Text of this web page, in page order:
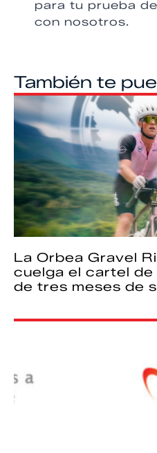
para tu prueba
con nosotros.
También te
La Orbea Gravel
cuelga el cartel de
de tres meses de